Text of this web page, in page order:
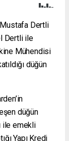
Mustafa Dertli
Dertli ile
Mühendisi
düğün
düğün
ile emekli
Yapı Kredi